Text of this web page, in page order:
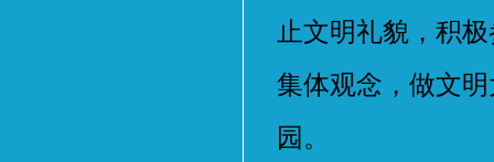
止文明礼貌，积
集体观念，做文
园。